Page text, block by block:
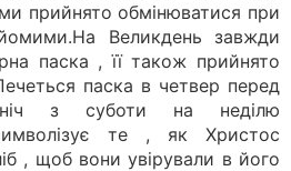
прийнято обмінюватися при
Великдень завжди
паска , її також прийнято
паска в четвер перед
з суботи на неділю
те , як Христос
, щоб вони увірували в його